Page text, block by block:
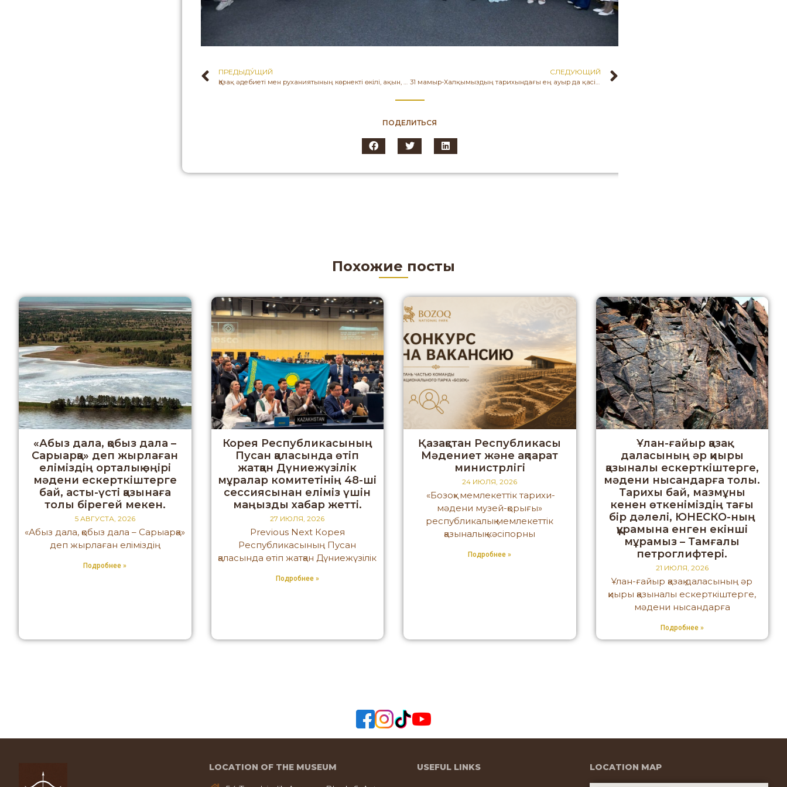
ПРЕДЫДУ́ЩИЙ
Қазақ әдебиеті мен руханиятының көрнекті өкілі, ақын, публицист, қоғам қайраткері Олжас Сүлейменовтың 90 жылдық мерейтойы — ұлттық мәдениет пен ғылым үшін маңызды тарихи белес.
СЛЕДУЮЩИЙ
31 мамыр-Халқымыздың тарихындағы ең ауыр да қасіретті кезеңдердің бірі, Саяси қуғын-сүргін және ашаршылық құрбандарын еске алу күні. Бұл күн-өткеннің ащы шындығын ұмытпай, жазықсыз жапа шеккен отандастарымыздың рухына тағзым етудің және ұлттық бірлікті нығайтудың символы.
ПОДЕЛИТЬСЯ
Похожие посты
«Абыз дала, қобыз дала –
Сарыарқа» деп жырлаған
еліміздің орталық өңірі
мәдени ескерткіштерге
бай, асты-үсті қазынаға
толы бірегей мекен.
5 АВГУСТА, 2026
«Абыз дала, қобыз дала – Сарыарқа»
деп жырлаған еліміздің
Подробнее »
Корея Республикасының
Пусан қаласында өтіп
жатқан Дүниежүзілік
мұралар комитетінің 48-ші
сессиясынан еліміз үшін
маңызды хабар жетті.
27 ИЮЛЯ, 2026
Previous Next Корея
Республикасының Пусан
қаласында өтіп жатқан Дүниежүзілік
Подробнее »
Қазақстан Республикасы
Мәдениет және ақпарат
министрлігі
24 ИЮЛЯ, 2026
«Бозоқ» мемлекеттік тарихи-
мәдени музей-қорығы»
республикалық мемлекеттік
қазыналық кәсіпорны
Подробнее »
Ұлан-ғайыр қазақ
даласының әр қиыры
қазыналы ескерткіштерге,
мәдени нысандарға толы.
Тарихы бай, мазмұны
кенен өткеніміздің тағы
бір дәлелі, ЮНЕСКО-ның
құрамына енген екінші
мұрамыз – Тамғалы
петроглифтері.
21 ИЮЛЯ, 2026
Ұлан-ғайыр қазақ даласының әр
қиыры қазыналы ескерткіштерге,
мәдени нысандарға
Подробнее »
LOCATION OF THE MUSEUM USEFUL LINKS LOCATION MAP